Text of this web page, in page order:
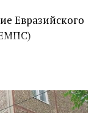
Евразийского